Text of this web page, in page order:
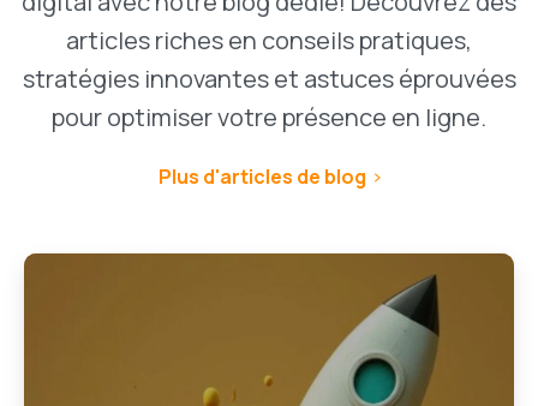
articles riches en conseils pratiques,
stratégies innovantes et astuces éprouvées
pour optimiser votre présence en ligne.
Plus d'articles de blog